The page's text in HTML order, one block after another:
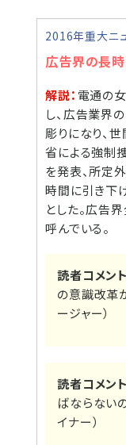
2016年重大ニ
広告界の長
解説： 電通の
し、広告業界
彫りになり、
省による強制
を発表、所定
時間に引き下
とした。広告
呼んでいる。
読者コメント
の意識改革
ージャー）
読者コメント
ばならない
イナー）